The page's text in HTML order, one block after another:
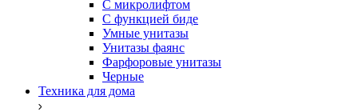
С микролифтом
С функцией биде
Умные унитазы
Унитазы фаянс
Фарфоровые унитазы
Черные
Техника для дома